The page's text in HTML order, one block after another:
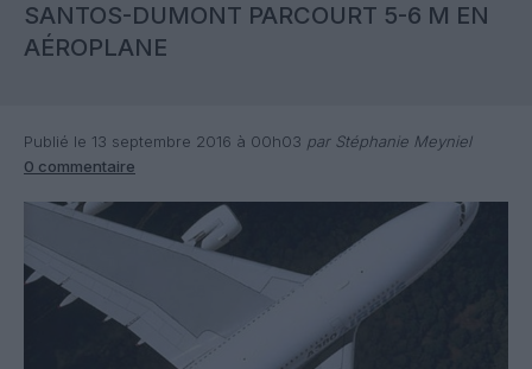
SANTOS-DUMONT PARCOURT 5-6 M EN
AÉROPLANE
Publié le 13 septembre 2016 à 00h03 par Stéphanie Meyniel
0 commentaire